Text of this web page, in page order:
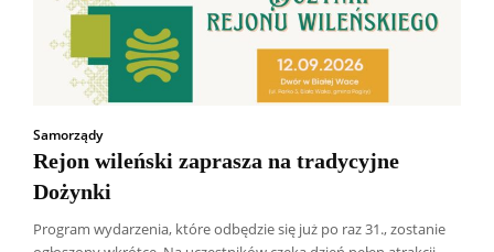
Samorządy
Rejon wileński zaprasza na tradycyjne
Dożynki
Program wydarzenia, które odbędzie się już po raz 31., zostanie